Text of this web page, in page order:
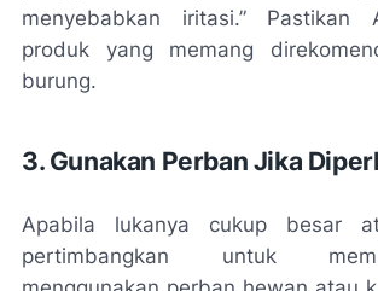
menyebabkan iritasi.” Pastikan
produk yang memang
burung.
3. Gunakan Perban Jika
Apabila lukanya cukup besar
pertimbangkan untuk